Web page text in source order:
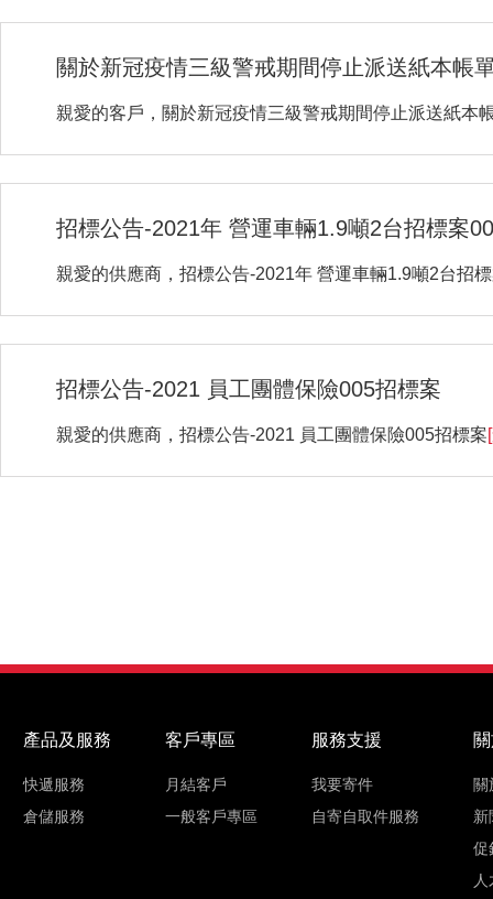
關於新冠疫情三級警戒期間停止派送紙本帳
親愛的客戶，關於新冠疫情三級警戒期間停止派送紙本
招標公告-2021年 營運車輛1.9噸2台招標案
親愛的供應商，招標公告-2021年 營運車輛1.9噸2台招
招標公告-2021 員工團體保險005招標案
親愛的供應商，招標公告-2021 員工團體保險005招標案
產品及服務
快遞服務
倉儲服務
客戶專區
月結客戶
一般客戶專區
服務支援
我要寄件
自寄自取件服務
關
新
促